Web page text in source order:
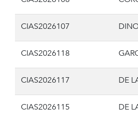
CIAS2026107
CIAS2026118
CIAS2026117 DE
CIAS2026115 DE